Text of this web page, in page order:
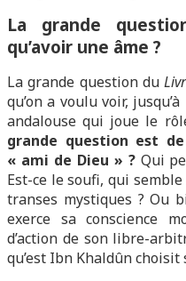
La grande
qu’avoir une âme ?
La grande question du
qu’on a voulu voir,
andalouse qui joue le
grande question est
« ami de Dieu » ?Qui
Est-ce le soufi, qui
transes mystiques ? Ou
exerce sa conscience
d’action de son libre-
qu’est Ibn Khaldûn